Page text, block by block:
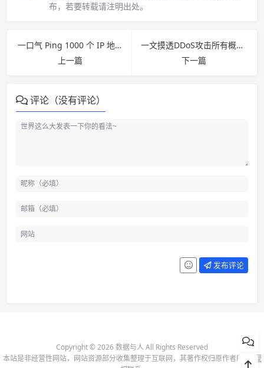
布，若要转载请注明出处。
一口气 Ping 1000 个 IP 地址，会发生什么事情？
上一篇
一文摸透DDoS攻击所有概念，值得收藏！
下一篇
评论（没有评论）
发布评论
Copyright © 2026 数据与人 All Rights Reserved
本站是非经营性网站，网站资源部分收集整理于互联网，其著作权归原作者所有-
侵